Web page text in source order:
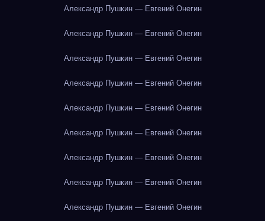
Александр Пушкин — Евгений Онегин
Александр Пушкин — Евгений Онегин
Александр Пушкин — Евгений Онегин
Александр Пушкин — Евгений Онегин
Александр Пушкин — Евгений Онегин
Александр Пушкин — Евгений Онегин
Александр Пушкин — Евгений Онегин
Александр Пушкин — Евгений Онегин
Александр Пушкин — Евгений Онегин